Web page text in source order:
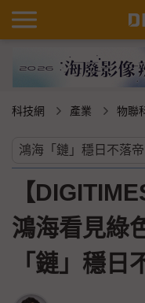
科技網 產業 物聯
【
鴻海看見綠
「鏈」穩日